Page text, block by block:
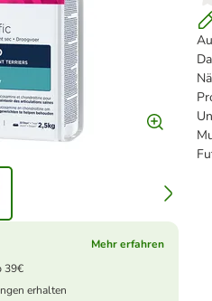
Mehr erfahren
39€
erhalten